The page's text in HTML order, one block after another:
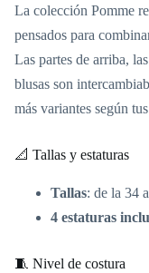
La colección Pomme
pensados para
Las partes de arriba,
blusas son
más variantes según
📐 Tallas y estaturas
Tallas: de la 34
4 estaturas
🧵 Nivel de costura